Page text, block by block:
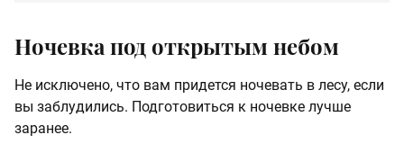
Ночевка под открытым небом
Не исключено, что вам придется ночевать в лесу, если
вы заблудились. Подготовиться к ночевке лучше
заранее.